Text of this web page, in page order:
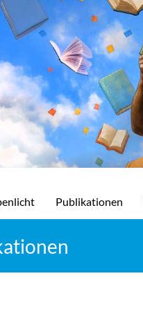
Publikationen